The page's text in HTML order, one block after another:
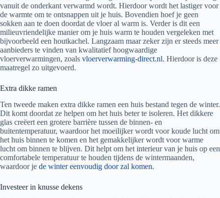
vanuit de onderkant verwarmd wordt. Hierdoor wordt het lastiger voor
de warmte om te ontsnappen uit je huis. Bovendien hoef je geen
sokken aan te doen doordat de vloer al warm is. Verder is dit een
milieuvriendelijke manier om je huis warm te houden vergeleken met
bijvoorbeeld een houtkachel. Langzaam maar zeker zijn er steeds meer
aanbieders te vinden van kwalitatief hoogwaardige
vloerverwarmingen, zoals vloerverwarming-direct.nl. Hierdoor is deze
maatregel zo uitgevoerd.
Extra dikke ramen
Ten tweede maken extra dikke ramen een huis bestand tegen de winter.
Dit komt doordat ze helpen om het huis beter te isoleren. Het dikkere
glas creëert een grotere barrière tussen de binnen- en
buitentemperatuur, waardoor het moeilijker wordt voor koude lucht om
het huis binnen te komen en het gemakkelijker wordt voor warme
lucht om binnen te blijven. Dit helpt om het interieur van je huis op een
comfortabele temperatuur te houden tijdens de wintermaanden,
waardoor je de winter eenvoudig door zal komen.
Investeer in knusse dekens